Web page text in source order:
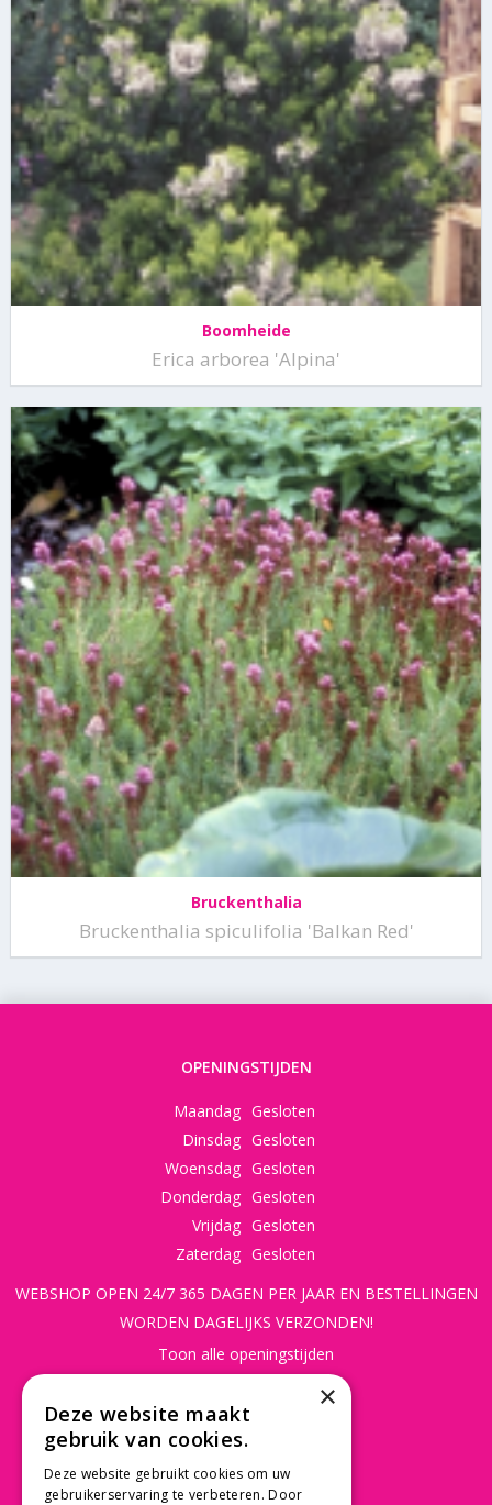
Boomheide
Erica arborea 'Alpina'
Bruckenthalia
Bruckenthalia spiculifolia 'Balkan Red'
OPENINGSTIJDEN
Maandag Gesloten
Dinsdag Gesloten
Woensdag Gesloten
Donderdag Gesloten
Vrijdag Gesloten
Zaterdag Gesloten
WEBSHOP OPEN 24/7 365 DAGEN PER JAAR EN BESTELLINGEN
WORDEN DAGELIJKS VERZONDEN!
Toon alle openingstijden
Beusichemseweg 56
3997 MK 't Goy
030 - 60 11 365
×
Deze website maakt
gebruik van cookies.
Deze website gebruikt cookies om uw
gebruikerservaring te verbeteren. Door